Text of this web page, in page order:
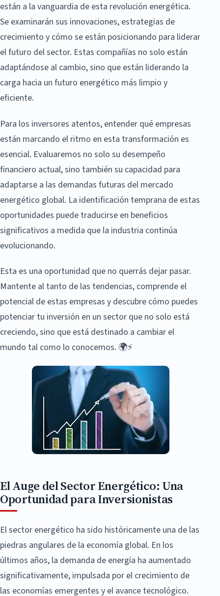
están a la vanguardia de esta revolución energética.
Se examinarán sus innovaciones, estrategias de
crecimiento y cómo se están posicionando para liderar
el futuro del sector. Estas compañías no solo están
adaptándose al cambio, sino que están liderando la
carga hacia un futuro energético más limpio y
eficiente.
Para los inversores atentos, entender qué empresas
están marcando el ritmo en esta transformación es
esencial. Evaluaremos no solo su desempeño
financiero actual, sino también su capacidad para
adaptarse a las demandas futuras del mercado
energético global. La identificación temprana de estas
oportunidades puede traducirse en beneficios
significativos a medida que la industria continúa
evolucionando.
Esta es una oportunidad que no querrás dejar pasar.
Mantente al tanto de las tendencias, comprende el
potencial de estas empresas y descubre cómo puedes
potenciar tu inversión en un sector que no solo está
creciendo, sino que está destinado a cambiar el
mundo tal como lo conocemos. 🌍⚡
El Auge del Sector Energético: Una
Oportunidad para Inversionistas
El sector energético ha sido históricamente una de las
piedras angulares de la economía global. En los
últimos años, la demanda de energía ha aumentado
significativamente, impulsada por el crecimiento de
las economías emergentes y el avance tecnológico.